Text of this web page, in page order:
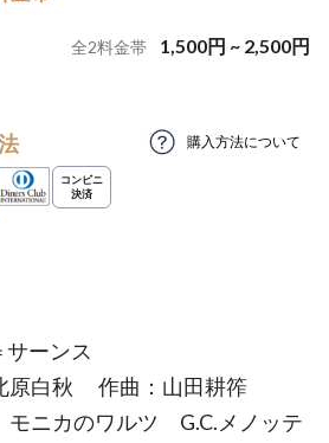
全2料金帯 1,500円 ~ 2,500円
購入方法について
ーンス
原白秋 作曲：山田耕筰
ニカのワルツ G.C.メノッテ